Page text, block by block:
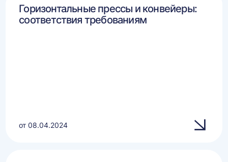
Горизонтальные прессы и конвейеры:
соответствия требованиям
от 08.04.2024